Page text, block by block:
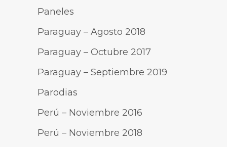
Paneles
Paraguay – Agosto 2018
Paraguay – Octubre 2017
Paraguay – Septiembre 2019
Parodias
Perú – Noviembre 2016
Perú – Noviembre 2018